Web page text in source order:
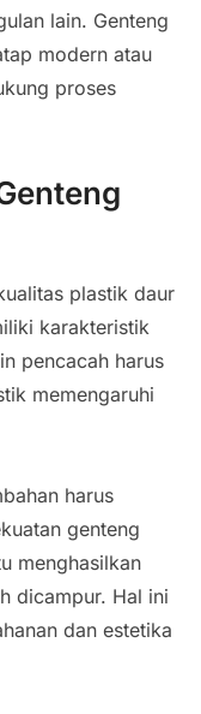
lain. Genteng
modern atau
proses
plastik daur
karakteristik
pencacah harus
memengaruhi
harus
genteng
menghasilkan
dicampur. Hal ini
dan estetika